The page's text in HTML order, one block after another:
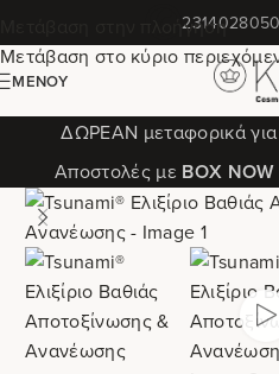
Μετάβαση στην πλοήγηση
Μετάβαση στο κύριο
✆
ΜΕΝΟΎ
ΔΩΡΕΑΝ μεταφορικά
Αποστολές με ΒΟΧ ΝΟW